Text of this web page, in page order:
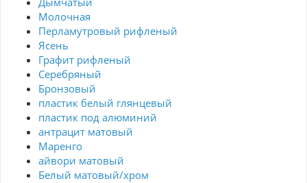
Молочная
Перламутровый рифленый
Ясень
Графит рифленый
Серебряный
Бронзовый
пластик белый глянцевый
пластик под алюминий
антрацит матовый
Маренго
айвори матовый
Белый матовый/хром